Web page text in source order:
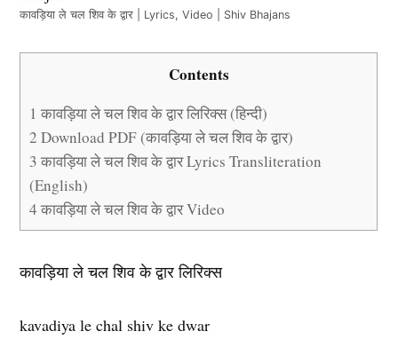
कावड़िया ले चल शिव के द्वार | Lyrics, Video | Shiv Bhajans
Contents
1 कावड़िया ले चल शिव के द्वार लिरिक्स (हिन्दी)
2 Download PDF (कावड़िया ले चल शिव के द्वार)
3 कावड़िया ले चल शिव के द्वार Lyrics Transliteration
(English)
4 कावड़िया ले चल शिव के द्वार Video
कावड़िया ले चल शिव के द्वार लिरिक्स
kavadiya le chal shiv ke dwar